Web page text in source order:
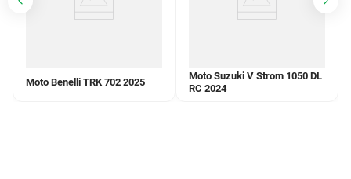
Moto Benelli TRK 702 2025
Moto Suzuki V Strom 1050 DL
RC 2024